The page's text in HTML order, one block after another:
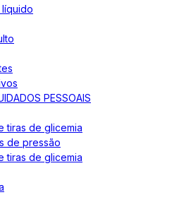
PESSOAIS
tiras de glicemia
de pressão
tiras de glicemia